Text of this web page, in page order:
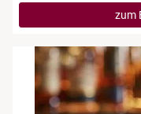
zum